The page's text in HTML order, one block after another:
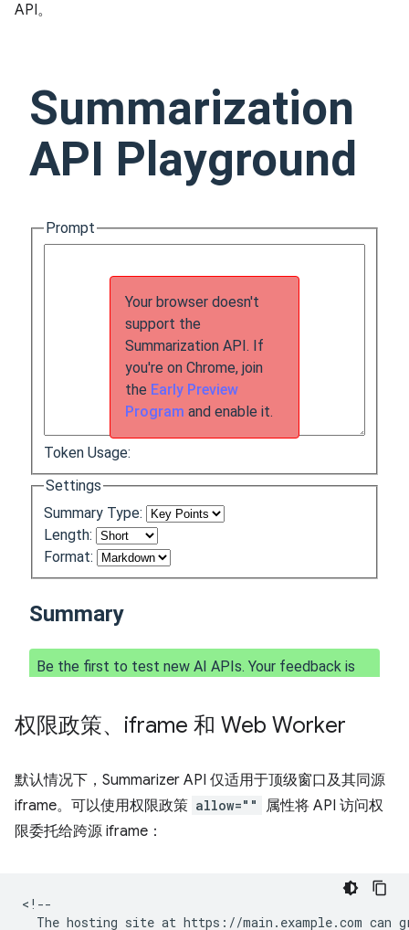
API。
权限政策、iframe 和 Web Worker
默认情况下，Summarizer API 仅适用于顶级窗口及其同源
iframe。可以使用权限政策 allow=""
属性将 API 访问权
限委托给跨源 iframe：
<!--
The hosting site at https://main.example.com can